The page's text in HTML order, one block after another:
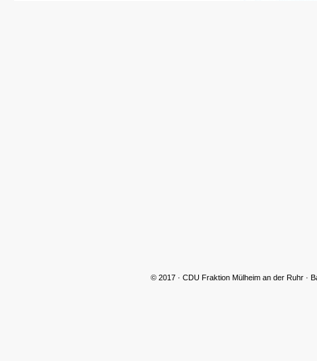
© 2017 · CDU Fraktion Mülheim an der Ruhr ·